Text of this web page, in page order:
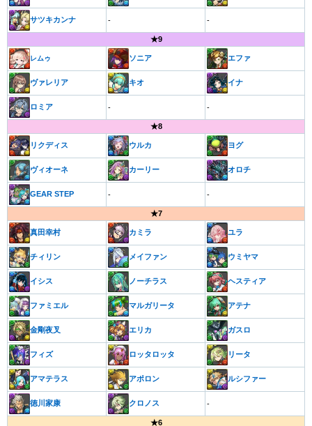
サツキカンナ - -
★9
レムゥ ソニア エファ
ヴァレリア キオ イナ
ロミア - -
★8
リクディス ウルカ ヨグ
ヴィオーネ カーリー オロチ
GEAR STEP - -
★7
真田幸村 カミラ ユラ
チィリン メイファン ウミヤマ
イシス ノーチラス ヘスティア
ファミエル マルガリータ アテナ
金剛夜叉 エリカ ガスロ
フィズ ロッタロッタ リータ
アマテラス アポロン ルシファー
徳川家康 クロノス -
★6